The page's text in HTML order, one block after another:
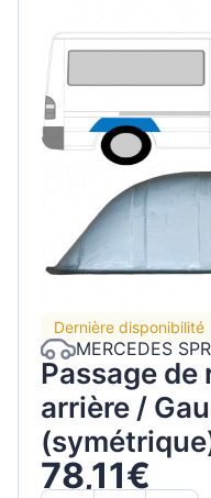
Dernière disponibilité
MERCEDES
Passage
arrière /
78,11€